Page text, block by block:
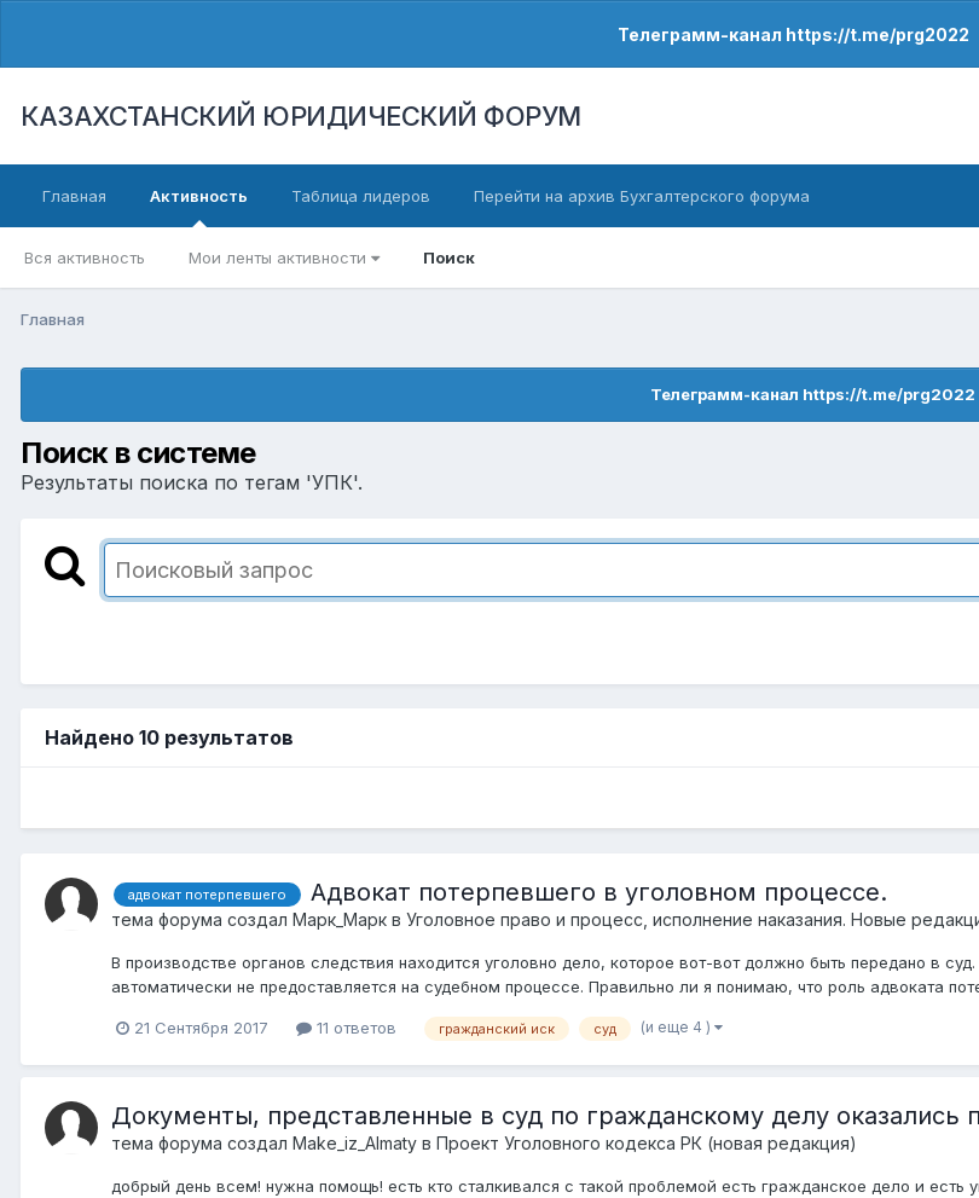
Телеграмм-канал https://t.me/prg2022
КАЗАХСТАНСКИЙ ЮРИДИЧЕСКИЙ ФОРУМ
Главная Активность
Вся активность Мои ленты активности Поиск
Таблица лидеров Перейти на архив Бухгалтерского форума
Главная
Телеграмм-канал https://t.me/prg2022
Поиск в системе
Результаты поиска по тегам 'УПК'.
Найдено 10 результатов
адвокат потерпевшего Адвокат потерпевшего в уголовном процессе.
тема форума создал Марк_Марк в Уголовное право и процесс, исполнение наказания. Новые
В производстве органов следствия находится уголовно дело, которое вот-вот должно быть передано в
автоматически не предоставляется на судебном процессе. Правильно ли я понимаю, что роль адвоката
21 Сентября 2017 11 ответов гражданский иск суд (и еще 4 )
Документы, представленные в суд по гражданскому делу оказались
тема форума создал Make_iz_Almaty в Проект Уголовного кодекса РК (новая редакция)
добрый день всем! нужна помощь! есть кто сталкивался с такой проблемой есть гражданское дело и